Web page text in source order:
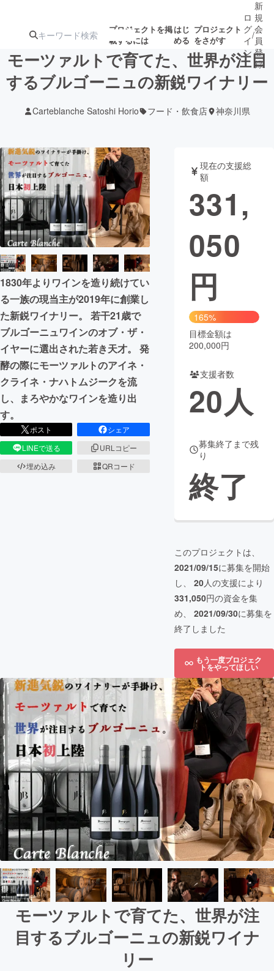
プロジェクトを掲
載するには
はじ
める
プロジェクト
をさがす
ジェクト
ターン
ジェクト
募集終了が近いプ
ロジェクト
もうすぐ公開
されます
アート・写真 音楽
テクノロジー・ガジェット ゲーム・サ
映像・映画
ビジネス・起業
まちづくり・地域活性化
CAMPFIRE for Social Good
CAMPFIRE Creation
CAMPFIREふるさと納税machi-ya コミュニティ
ロ
グ
イ
ン
/
新
規
会
員
登
録
モーツァルトで育てた、世界が注目
するブルゴーニュの新鋭ワイナリー
Carteblanche Satoshi Horio フード・飲食店 神奈川県
1830年よりワインを造り続けてい
る一族の現当主が2019年に創業し
た新鋭ワイナリー。 若干21歳で
ブルゴーニュワインのオブ・ザ・
イヤーに選出された若き天才。 発
酵の際にモーツァルトのアイネ・
クライネ・ナハトムジークを流
し、まろやかなワインを造り出
す。
ポスト
シェア
LINEで送る
URLコピー
埋め込み
QRコード
現在の支援総
額
331,
050
円
165%
目標金額は
200,000円
支援者数
20人
募集終了まで残
り
終了
このプロジェクトは、
2021/09/15に募集を開始
し、 20人の支援により
331,050円の資金を集
め、 2021/09/30に募集を
終了しました
もう一度プロジェク
トをやってほしい
モーツァルトで育てた、世界が注
目するブルゴーニュの新鋭ワイナ
リー